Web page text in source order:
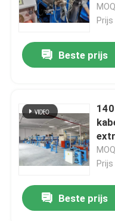
Beste prijs
Prijs
Beste prijs